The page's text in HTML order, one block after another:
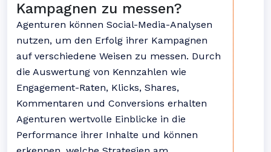
Kampagnen zu messen?
Agenturen können Social-Media-Analysen
nutzen, um den Erfolg ihrer Kampagnen
auf verschiedene Weisen zu messen. Durch
die Auswertung von Kennzahlen wie
Engagement-Raten, Klicks, Shares,
Kommentaren und Conversions erhalten
Agenturen wertvolle Einblicke in die
Performance ihrer Inhalte und können